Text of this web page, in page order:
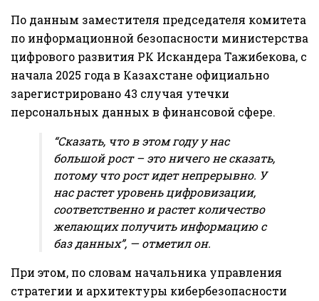
По данным заместителя председателя комитета
по информационной безопасности министерства
цифрового развития РК Искандера Тажибекова, с
начала 2025 года в Казахстане официально
зарегистрировано 43 случая утечки
персональных данных в финансовой сфере.
“Сказать, что в этом году у нас
большой рост – это ничего не сказать,
потому что рост идет непрерывно. У
нас растет уровень цифровизации,
соответственно и растет количество
желающих получить информацию с
баз данных”, — отметил он.
При этом, по словам начальника управления
стратегии и архитектуры кибербезопасности